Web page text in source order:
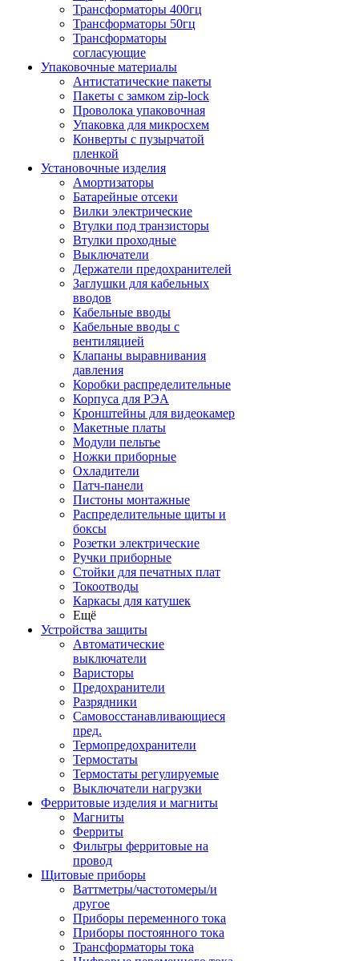
Трансформаторы 400гц
Трансформаторы 50гц
Трансформаторы
согласующие
Упаковочные материалы
Антистатические пакеты
Пакеты с замком zip-lock
Проволока упаковочная
Упаковка для микросхем
Конверты с пузырчатой
пленкой
Установочные изделия
Амортизаторы
Батарейные отсеки
Вилки электрические
Втулки под транзисторы
Втулки проходные
Выключатели
Держатели предохранителей
Заглушки для кабельных
вводов
Кабельные вводы
Кабельные вводы с
вентиляцией
Клапаны выравнивания
давления
Коробки распределительные
Корпуса для РЭА
Кронштейны для видеокамер
Макетные платы
Модули пельтье
Ножки приборные
Охладители
Патч-панели
Пистоны монтажные
Распределительные щиты и
боксы
Розетки электрические
Ручки приборные
Стойки для печатных плат
Токоотводы
Каркасы для катушек
Ещё
Устройства защиты
Автоматические
выключатели
Варисторы
Предохранители
Разрядники
Самовосстанавливающиеся
пред.
Термопредохранители
Термостаты
Термостаты регулируемые
Выключатели нагрузки
Ферритовые изделия и магниты
Магниты
Ферриты
Фильтры ферритовые на
провод
Щитовые приборы
Ваттметры/частотомеры/и
другое
Приборы переменного тока
Приборы постоянного тока
Трансформаторы тока